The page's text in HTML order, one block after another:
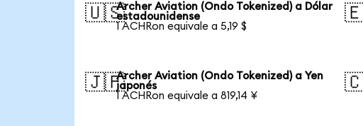
🇺🇸Archer Aviation (Ondo Tokenized) a Dólar
estadounidense
1 ACHRon equivale a 5,19 $
🇯🇵Archer Aviation (Ondo Tokenized) a Yen
japonés
1 ACHRon equivale a 819,14 ¥